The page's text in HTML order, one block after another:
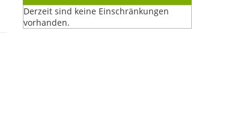
Derzeit sind keine Einschränkungen
vorhanden.